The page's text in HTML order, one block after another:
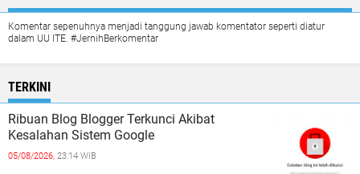
Komentar sepenuhnya menjadi tanggung jawab komentator seperti diatur
dalam UU ITE. #JernihBerkomentar
TERKINI
Ribuan Blog Blogger Terkunci Akibat
Kesalahan Sistem Google
05/08/2026, 23:14 WIB